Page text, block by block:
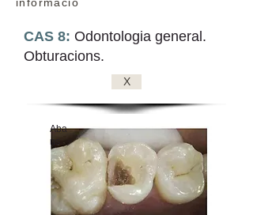
CAS 8: Odontologia general.
Obturacions.
X
Aba
ns